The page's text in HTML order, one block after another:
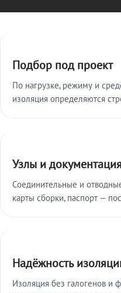
Подбор под проект
По нагрузке, режиму и
изоляция определяются
Узлы и документация
Соединительные и
карты сборки, паспорт —
Надёжность
Изоляция без галогенов и